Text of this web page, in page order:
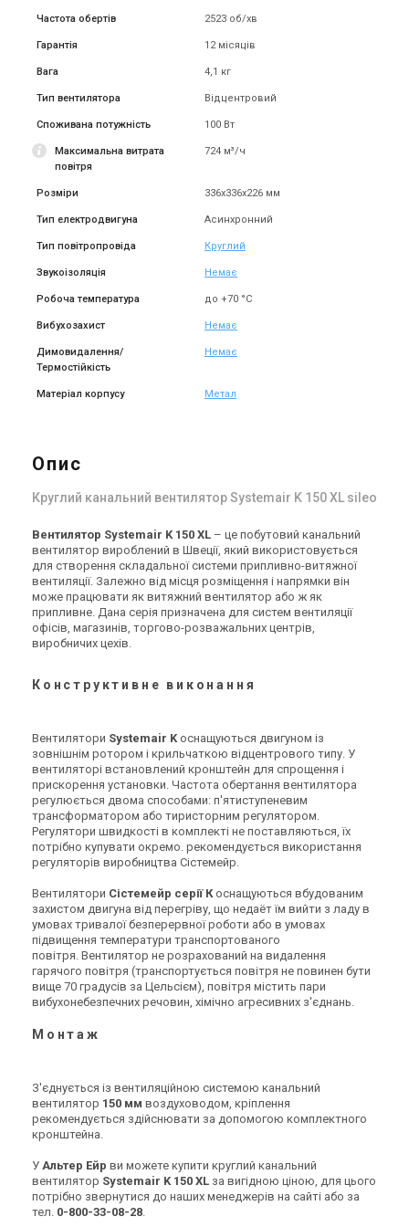
Купити Купити
Швеція
Systemair Sileo K 200 L sileo
Ціна
Залишити відгук
Systemair Sileo K 250 M sileo
Ціна
В наявності Залишити відгук
Акція
Ціна
Купити
В наявності
Акція
Купити
В наявності (2)
Systemair K 315 L Sileo
Купити
В наявності Залишити відгук
Systemair K 315 Sileo
Купити
Частота обертів 2523 об/хв
Гарантія 12 місяців
Вага 4,1 кг
Тип вентилятора Відцентровий
Споживана потужність 100 Вт
Максимальна витрата
повітря
724 м³/ч
Розміри 336х336х226 мм
Тип електродвигуна Асинхронний
Тип повітропровіда Круглий
Звукоізоляція Немає
Робоча температура до +70 °C
Вибухозахист Немає
Димовидалення/
Термостійкість
Немає
Матеріал корпусу Метал
Опис
Круглий канальний вентилятор Systemair K 150 XL sileo
Вентилятор Systemair K 150 XL – це побутовий канальний
вентилятор вироблений в Швеції, який використовується
для створення складальної системи припливно-витяжної
вентиляції. Залежно від місця розміщення і напрямки він
може працювати як витяжний вентилятор або ж як
припливне. Дана серія призначена для систем вентиляції
офісів, магазинів, торгово-розважальних центрів,
виробничих цехів.
Конструктивне виконання
Вентилятори Systemair Kоснащуються двигуном із
зовнішнім ротором і крильчаткою відцентрового типу. У
вентиляторі встановлений кронштейн для спрощення і
прискорення установки. Частота обертання вентилятора
регулюється двома способами: п'ятиступеневим
трансформатором або тиристорним регулятором.
Регулятори швидкості в комплекті не поставляються, їх
потрібно купувати окремо. рекомендується використання
регуляторів виробництва Сістемейр.
Вентилятори Сістемейр серії Коснащуються вбудованим
захистом двигуна від перегріву, що недаёт їм вийти з ладу в
умовах тривалої безперервної роботи або в умовах
підвищення температури транспортованого
повітря. Вентилятор не розрахований на видалення
гарячого повітря (транспортується повітря не повинен бути
вище 70 градусів за Цельсієм), повітря містить пари
вибухонебезпечних речовин, хімічно агресивних з'єднань.
Монтаж
З'єднується із вентиляційною системою канальний
вентилятор 150 мм воздуховодом, кріплення
рекомендується здійснювати за допомогою комплектного
кронштейна.
У Альтер Ейр ви можете купити круглий канальний
вентилятор Systemair K 150 XL за вигідною ціною, для цього
потрібно звернутися до наших менеджерів на сайті або за
тел. 0-800-33-08-28.